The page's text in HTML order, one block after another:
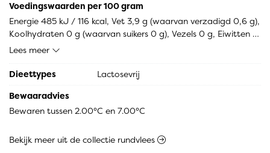
Voedingswaarden per 100 gram
Energie 485 kJ / 116 kcal, Vet 3,9 g (waarvan verzadigd 0,6 g),
Koolhydraten 0 g (waarvan suikers 0 g), Vezels 0 g, Eiwitten
20,5 g, Zout 0,5 g.
Lees meer
Dieettypes
Lactosevrij
Bewaaradvies
Bewaren tussen 2.00°C en 7.00°C
Bekijk meer uit de collectie rundvlees